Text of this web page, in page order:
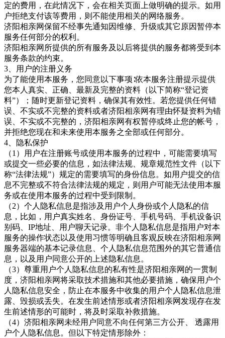
定的费用，在此情况下，会在相关页面上做明确的提示。如用
户拒绝支付该等费用，则不能使用相关的网络服务。
济阳相亲网保留不经事先通知因维修、升级或其它原因暂停本
服务任何部分的权利。
济阳相亲网 所提供的所有服务及以后将提供的服务都将受到本
服务条款的约束。
3、用户的注册义务
为了能使用本服务，您同意以下事项 ∶依本服务注册提示提供
您本人真实、正确、最新及完整的资料（以下简称“登记资
料”）；随时更新登记资料，确保其有效性。若您提供任何错
误、不实或不完整的资料或者济阳相亲网有理由怀疑资料为错
误、不实或不完整的，济阳相亲网有权暂停或终止您的帐号，
并拒绝您现在和未来使用本服务之全部或任何部分。
4、隐私保护
（1）用户在注册账号或使用本服务的过程中，可能需要填写
或提交一些必要的信息，如法律法规、规章规范性文件（以下
称“法律法规”）规定的需要填写的身份信息。如用户提交的信
息不完整或不符合法律法规的规定，则用户可能无法使用本服
务或在使用本服务的过程中受到限制。
（2）个人隐私信息是指涉及用户个人身份或个人隐私的信
息，比如，用户真实姓名、身份证号、手机号码、手机设备识
别码、IP地址、用户聊天记录。非个人隐私信息是指用户对本
服务的操作状态以及使用习惯等明确且客观反映在济阳相亲网
服务器端的基本记录信息、个人隐私信息范围外的其它普通信
息，以及用户同意公开的上述隐私信息。
（3）尊重用户个人隐私信息的私有性是济阳相亲网的一贯制
度，济阳相亲网将采取技术措施和其他必要措施，确保用户个
人隐私信息安全，防止在本服务中收集的用户个人隐私信息泄
露、毁损或丢失。在发生前述情形或者济阳相亲网发现存在发
生前述情形的可能时，将及时采取补救措施。
（4） 济阳相亲网 未经用户同意不向任何第三方公开、
透露用
户个人隐私信息。但以下特定情形除外：